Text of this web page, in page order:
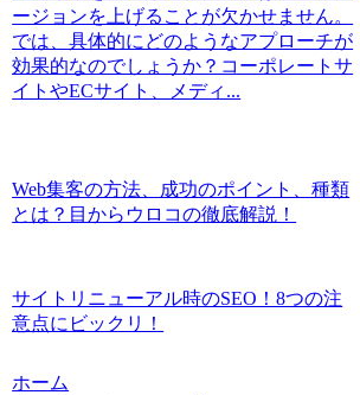
ージョンを上げることが欠かせません。
では、具体的にどのようなアプローチが
効果的なのでしょうか？コーポレートサ
イトやECサイト、メディ...
Web集客の方法、成功のポイント、種類
とは？目からウロコの徹底解説！
サイトリニューアル時のSEO！8つの注
意点にビックリ！
ホーム